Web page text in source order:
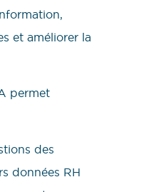
et améliorer la
permet
des
données RH